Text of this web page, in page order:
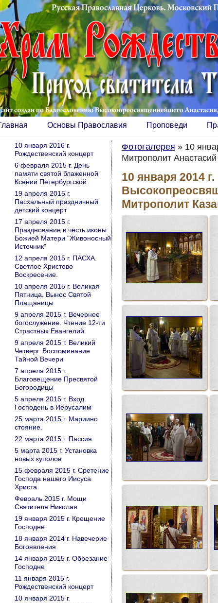
Основы Православия Проповеди
Фотогалерея » 10
Митрополит Анастасий
10 января 2014
Митрополит
10 января 2016 г.
Рождественский концерт
6 февраля 2015 г. День
памяти святой блаженной
Ксении Петербургской
19 апреля 2015 г.
Пасхальный праздничный
детский концерт
17 апреля 2015 г.
Празднование в честь иконы
Божией Матери "Живоносный
Источник"
12 апреля 2015 г. ПАСХА.
Светлое Христово
Воскресение.
10 апреля 2015 г. Великая
Пятница. Вынос Святой
Плащаницы
9 апреля 2015 г. Вечернее
богослужение. Чтение 12-ти
Страстных Евангелий.
9 апреля 2015 г. Великий
Четверг. Воспоминание
Тайной Вечери
7 апреля 2015 г.
Благовещение Пресвятой
Богородицы
5 апреля 2015 г. Вход
Господень в Иерусалим
25 марта 2015 г. Мариино
стояние.
22 марта 2015 г. Пассия
5 марта 2015 г. Установка
новых куполов
15 февраля 2015 г. Сретение
Господа нашего Иисуса
Христа
Февраль 2015 г. Мощи
Святителя Николая
19 января 2015 г. Крещение
Господне
18 января 2014 г. Навечерие
Богоявления
14 января 2015 г. Обрезание
Господне
11 января 2015 г.
Рождественский концерт
10 января 2015 г.